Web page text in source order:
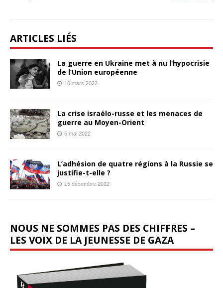
ARTICLES LIÉS
La guerre en Ukraine met à nu l’hypocrisie
de l’Union européenne
10 mars 2022
La crise israélo-russe et les menaces de
guerre au Moyen-Orient
5 mai 2022
L’adhésion de quatre régions à la Russie se
justifie-t-elle ?
15 décembre 2022
NOUS NE SOMMES PAS DES CHIFFRES –
LES VOIX DE LA JEUNESSE DE GAZA